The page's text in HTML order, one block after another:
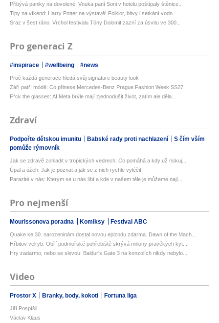
Přibývá paniky na dovolené: Vnuka paní Soni v hotelu poštípaly štěnice...
Tipy na víkend: Harry Potter na výstavě! Folklor, bitvy i setkání vodn...
Sraz v šest ráno. Vrchol festivalu Tóny Dolomit zazní za úsvitu ve 300...
Pro generaci Z
#inspirace #wellbeing #news
Proč každá generace hledá svůj signature beauty look
Září patří módě: Co přinese Mercedes-Benz Prague Fashion Week SS27
F*ck the glasses: AI Meta brýle mají zjednodušit život, zatím ale děla...
Zdraví
Podpořte dětskou imunitu Babské rady proti nachlazení
S čím vším
pomůže rýmovník
Jak se zdravě zchladit v tropických vedrech: Co pomáhá a kdy už riskuj...
Úpal a úžeh: Jak je poznat a jak se z nich rychle vyléčit
Parazité v nás: Kterým se u nás líbí a kde v našem těle je můžeme nají...
Pro nejmenší
Mourissonova poradna Komiksy Festival ABC
Quake ke 30. narozeninám dostal novou epizodu zdarma. Dawn of the Mach...
Hřbitov velryb: Obří podmořské pohřebiště skrývá miliony pravěkých kyt...
Hry zadarmo, nebo se slevou: Baldur's Gate 3 na konzolích nikdy nebylo...
Video
Prostor X Branky, body, kokoti Fortuna liga
Jiří Pospíšil
Václav Klaus